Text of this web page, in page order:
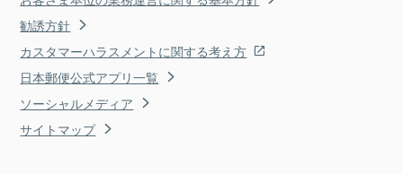
勧誘方針
カスタマーハラスメントに関する考え方
日本郵便公式アプリ一覧
ソーシャルメディア
サイトマップ